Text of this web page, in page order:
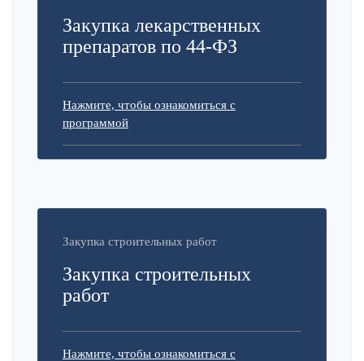
Закупка лекарственных
препаратов по 44-ФЗ
Нажмите, чтобы ознакомиться с
программой
Закупка строительных работ
Закупка строительных
работ
Нажмите, чтобы ознакомиться с